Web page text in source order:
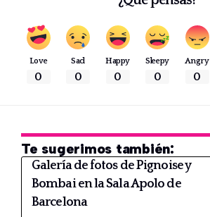
Love
0
Sad
0
Happy
0
Sleepy
0
Angry
0
Te sugerimos también:
Galería de fotos de Pignoise y
Bombai en la Sala Apolo de
Barcelona